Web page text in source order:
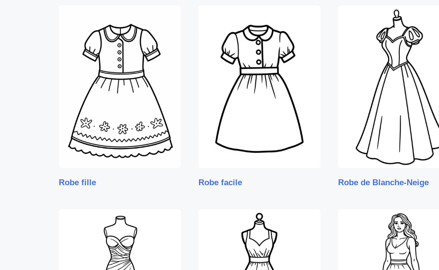
Robe fille Robe facile Robe de Blanche-Neige